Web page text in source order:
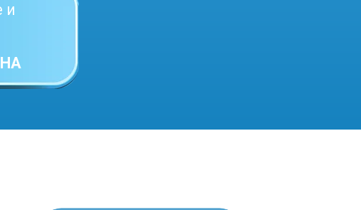
и